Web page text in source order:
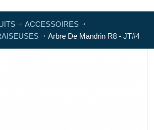
ACCESSOIRES
Arbre De Mandrin R8 - JT#4